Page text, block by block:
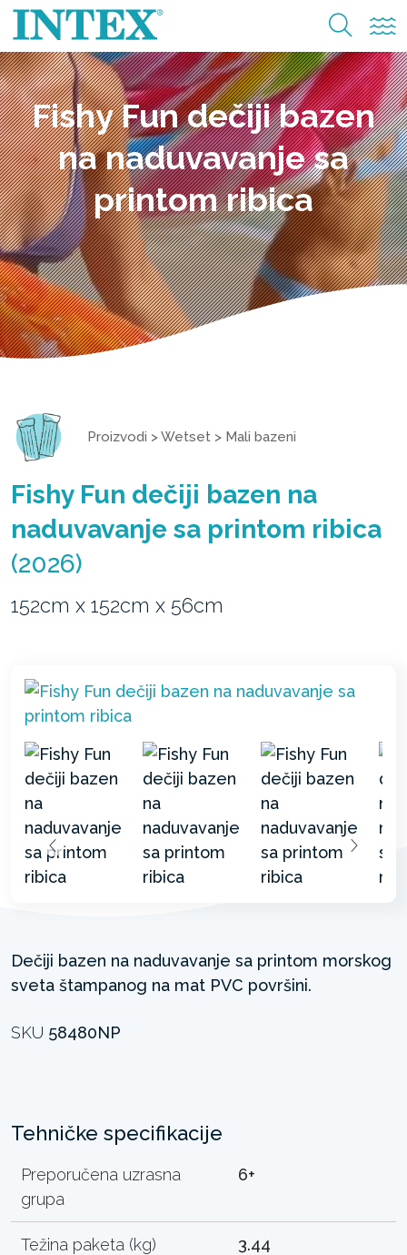
Fishy Fun dečiji bazen
na naduvavanje sa
printom ribica
Proizvodi >Wetset > Mali bazeni
Fishy Fun dečiji bazen na
naduvavanje sa printom ribica
(2026)
152cm x 152cm x 56cm
Dečiji bazen na naduvavanje sa printom morskog
sveta štampanog na mat PVC površini.
SKU 58480NP
Tehničke specifikacije
Preporučena uzrasna
grupa
6+
Težina paketa (kg) 3.44